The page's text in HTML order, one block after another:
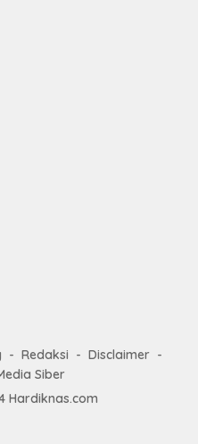
Redaksi
Disclaimer
Siber
Hardiknas.com